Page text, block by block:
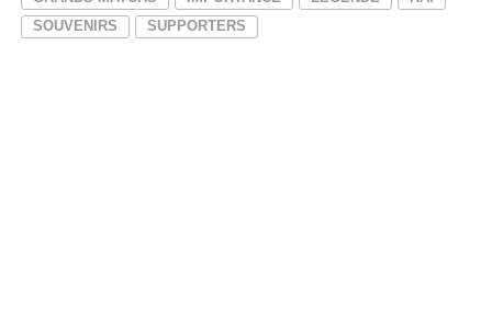
SOUVENIRS
SUPPORTERS